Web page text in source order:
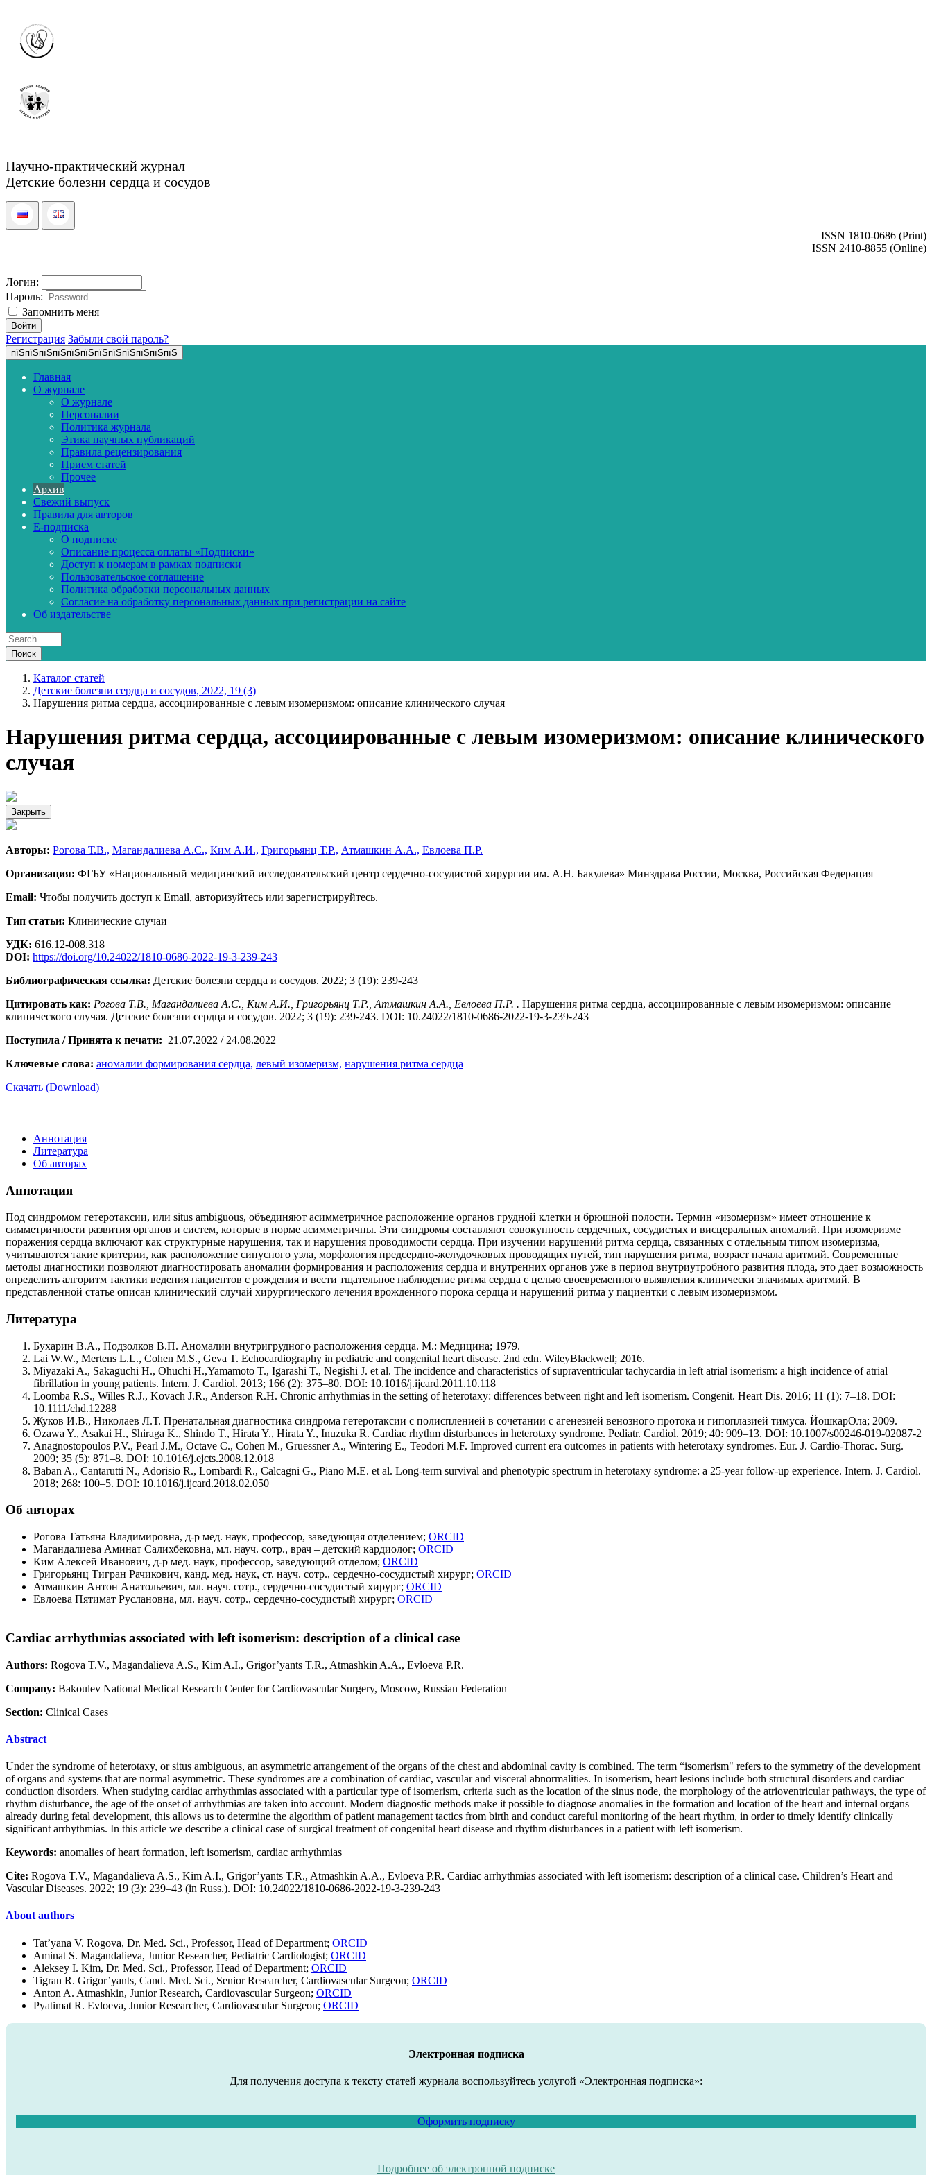
Научно-практический журнал
Детские болезни сердца и сосудов
ISSN 1810-0686 (Print)
ISSN 2410-8855 (Online)
Логин:
Пароль:
Запомнить меня
Регистрация Забыли свой пароль?
пїЅпїЅпїЅпїЅпїЅпїЅпїЅпїЅпїЅпїЅпїЅпїЅ
Главная
О журнале
О журнале
Персоналии
Политика журнала
Этика научных публикаций
Правила рецензирования
Прием статей
Прочее
Архив
Свежий выпуск
Правила для авторов
E-подписка
О подписке
Описание процесса оплаты «Подписки»
Доступ к номерам в рамках подписки
Пользовательское соглашение
Политика обработки персональных данных
Согласие на обработку персональных данных при регистрации на сайте
Об издательстве
Каталог статей
Детские болезни сердца и сосудов, 2022, 19 (3)
Нарушения ритма сердца, ассоциированные с левым изомеризмом: описание клинического случая
Нарушения ритма сердца, ассоциированные с левым изомеризмом: описание клинического
случая
Закрыть
Авторы: Рогова Т.В., Магандалиева А.С., Ким А.И., Григорьянц Т.Р., Атмашкин А.А., Евлоева П.Р.
Организация: ФГБУ «Национальный медицинский исследовательский центр сердечно-сосудистой хирургии им. А.Н. Бакулева» Минздрава России, Москва, Российская Федерация
Email: Чтобы получить доступ к Email, авторизуйтесь или зарегистрируйтесь.
Тип статьи: Клинические случаи
УДК: 616.12-008.318
DOI: https://doi.org/10.24022/1810-0686-2022-19-3-239-243
Библиографическая ссылка: Детские болезни сердца и сосудов. 2022; 3 (19): 239-243
Цитировать как: Рогова Т.В., Магандалиева А.С., Ким А.И., Григорьянц Т.Р., Атмашкин А.А., Евлоева П.Р. . Нарушения ритма сердца, ассоциированные с левым изомеризмом: описание
клинического случая. Детские болезни сердца и сосудов. 2022; 3 (19): 239-243. DOI: 10.24022/1810-0686-2022-19-3-239-243
Поступила / Принята к печати: 21.07.2022 / 24.08.2022
Ключевые слова: аномалии формирования сердца, левый изомеризм, нарушения ритма сердца
Скачать (Download)
Аннотация
Литература
Об авторах
Аннотация
Под синдромом гетеротаксии, или situs ambiguous, объединяют асимметричное расположение органов грудной клетки и брюшной полости. Термин «изомеризм» имеет отношение к
симметричности развития органов и систем, которые в норме асимметричны. Эти синдромы составляют совокупность сердечных, сосудистых и висцеральных аномалий. При изомеризме
поражения сердца включают как структурные нарушения, так и нарушения проводимости сердца. При изучении нарушений ритма сердца, связанных с отдельным типом изомеризма,
учитываются такие критерии, как расположение синусного узла, морфология предсердно-желудочковых проводящих путей, тип нарушения ритма, возраст начала аритмий. Современные
методы диагностики позволяют диагностировать аномалии формирования и расположения сердца и внутренних органов уже в период внутриутробного развития плода, это дает возможность
определить алгоритм тактики ведения пациентов с рождения и вести тщательное наблюдение ритма сердца с целью своевременного выявления клинически значимых аритмий. В
представленной статье описан клинический случай хирургического лечения врожденного порока сердца и нарушений ритма у пациентки с левым изомеризмом.
Литература
Бухарин В.А., Подзолков В.П. Аномалии внутригрудного расположения сердца. М.: Медицина; 1979.
Lai W.W., Mertens L.L., Cohen M.S., Geva T. Echocardiography in pediatric and congenital heart disease. 2nd edn. WileyBlackwell; 2016.
Miyazaki A., Sakaguchi H., Ohuchi H.,Yamamoto T., Igarashi T., Negishi J. et al. The incidence and characteristics of supraventricular tachycardia in left atrial isomerism: a high incidence of atrial
fibrillation in young patients. Intern. J. Cardiol. 2013; 166 (2): 375–80. DOI: 10.1016/j.ijcard.2011.10.118
Loomba R.S., Willes R.J., Kovach J.R., Anderson R.H. Chronic arrhythmias in the setting of heterotaxy: differences between right and left isomerism. Congenit. Heart Dis. 2016; 11 (1): 7–18. DOI:
10.1111/chd.12288
Жуков И.В., Николаев Л.Т. Пренатальная диагностика синдрома гетеротаксии с полиспленией в сочетании с агенезией венозного протока и гипоплазией тимуса. ЙошкарОла; 2009.
Ozawa Y., Asakai H., Shiraga K., Shindo T., Hirata Y., Hirata Y., Inuzuka R. Cardiac rhythm disturbances in heterotaxy syndrome. Pediatr. Cardiol. 2019; 40: 909–13. DOI: 10.1007/s00246-019-02087-2
Anagnostopoulos P.V., Pearl J.M., Octave C., Cohen M., Gruessner A., Wintering E., Teodori M.F. Improved current era outcomes in patients with heterotaxy syndromes. Eur. J. Cardio-Thorac. Surg.
2009; 35 (5): 871–8. DOI: 10.1016/j.ejcts.2008.12.018
Baban A., Cantarutti N., Adorisio R., Lombardi R., Calcagni G., Piano M.E. et al. Long-term survival and phenotypic spectrum in heterotaxy syndrome: a 25-year follow-up experience. Intern. J. Cardiol.
2018; 268: 100–5. DOI: 10.1016/j.ijcard.2018.02.050
Об авторах
Рогова Татьяна Владимировна, д-р мед. наук, профессор, заведующая отделением; ORCID
Магандалиева Аминат Салихбековна, мл. науч. сотр., врач – детский кардиолог; ORCID
Ким Алексей Иванович, д-р мед. наук, профессор, заведующий отделом; ORCID
Григорьянц Тигран Рачикович, канд. мед. наук, ст. науч. сотр., сердечно-сосудистый хирург; ORCID
Атмашкин Антон Анатольевич, мл. науч. сотр., сердечно-сосудистый хирург; ORCID
Евлоева Пятимат Руслановна, мл. науч. сотр., сердечно-сосудистый хирург; ORCID
Cardiac arrhythmias associated with left isomerism: description of a clinical case
Authors: Rogova T.V., Magandalieva A.S., Kim A.I., Grigor’yants T.R., Atmashkin A.A., Evloeva P.R.
Company: Bakoulev National Medical Research Center for Cardiovascular Surgery, Moscow, Russian Federation
Section: Clinical Cases
Abstract
Under the syndrome of heterotaxy, or situs ambiguous, an asymmetric arrangement of the organs of the chest and abdominal cavity is combined. The term “isomerism" refers to the symmetry of the development
of organs and systems that are normal asymmetric. These syndromes are a combination of cardiac, vascular and visceral abnormalities. In isomerism, heart lesions include both structural disorders and cardiac
conduction disorders. When studying cardiac arrhythmias associated with a particular type of isomerism, criteria such as the location of the sinus node, the morphology of the atrioventricular pathways, the type of
rhythm disturbance, the age of the onset of arrhythmias are taken into account. Modern diagnostic methods make it possible to diagnose anomalies in the formation and location of the heart and internal organs
already during fetal development, this allows us to determine the algorithm of patient management tactics from birth and conduct careful monitoring of the heart rhythm, in order to timely identify clinically
significant arrhythmias. In this article we describe a clinical case of surgical treatment of congenital heart disease and rhythm disturbances in a patient with left isomerism.
Keywords: anomalies of heart formation, left isomerism, cardiac arrhythmias
Cite: Rogova T.V., Magandalieva A.S., Kim A.I., Grigor’yants T.R., Atmashkin A.A., Evloeva P.R. Cardiac arrhythmias associated with left isomerism: description of a clinical case. Children’s Heart and
Vascular Diseases. 2022; 19 (3): 239–43 (in Russ.). DOI: 10.24022/1810-0686-2022-19-3-239-243
About authors
Tat’yana V. Rogova, Dr. Med. Sci., Professor, Head of Department; ORCID
Aminat S. Magandalieva, Junior Researcher, Pediatric Cardiologist; ORCID
Aleksey I. Kim, Dr. Med. Sci., Professor, Head of Department; ORCID
Tigran R. Grigor’yants, Cand. Med. Sci., Senior Researcher, Cardiovascular Surgeon; ORCID
Anton A. Atmashkin, Junior Research, Cardiovascular Surgeon; ORCID
Pyatimat R. Evloeva, Junior Researcher, Cardiovascular Surgeon; ORCID
Электронная подписка
Для получения доступа к тексту статей журнала воспользуйтесь услугой «Электронная подписка»:
Оформить подписку
Подробнее об электронной подписке